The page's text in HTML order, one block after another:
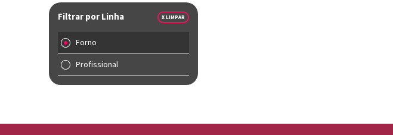
Filtrar por Linha X LIMPAR
Forno
Profissional